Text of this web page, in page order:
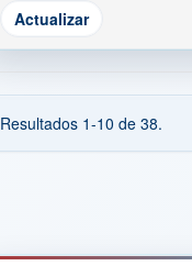
Resultados 1-10 de 38.